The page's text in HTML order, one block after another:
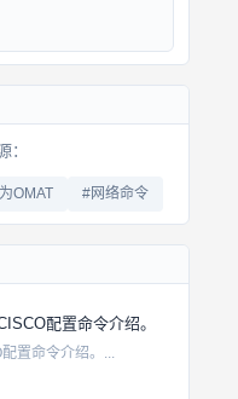
：
OMAT #网络命令
配置命令介绍。
置命令介绍。...